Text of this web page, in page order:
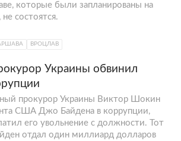
года чиновникподал
с должности. О
отставке
которые были запланированы на
состоятся.
ВРОЦЛАВ
Украины обвинил
прокурор Украины Виктор Шокин
США Джо Байдена в коррупции,
его увольнение с должности. Тот
отдал один миллиард долларов